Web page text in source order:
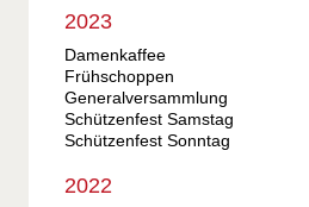
2023
Damenkaffee
Frühschoppen
Generalversammlung
Schützenfest Samstag
Schützenfest Sonntag
2022